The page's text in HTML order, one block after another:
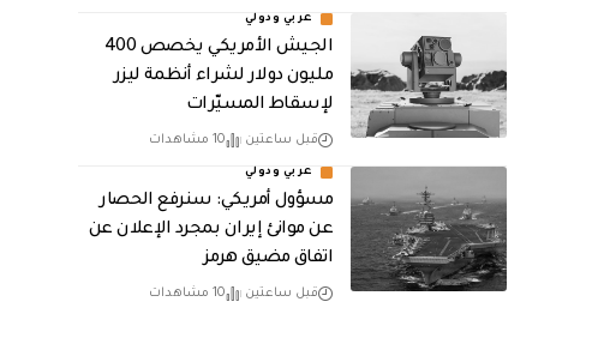
عربي ودولي
الجيش الأمريكي يخصص 400
مليون دولار لشراء أنظمة ليزر
لإسقاط المسيّرات
قبل ساعتين 10 مشاهدات
عربي ودولي
مسؤول أمريكي: سنرفع الحصار
عن موانئ إيران بمجرد الإعلان عن
اتفاق مضيق هرمز
قبل ساعتين 10 مشاهدات